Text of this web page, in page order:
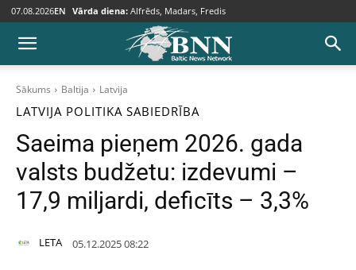
07.08.2026EN Vārda diena: Alfrēds, Madars, Fredis
Sākums Baltija Latvija
LATVIJA POLITIKA SABIEDRĪBA
Saeima pieņem 2026. gada
valsts budžetu: izdevumi –
17,9 miljardi, deficīts – 3,3%
LETA 05.12.2025 08:22